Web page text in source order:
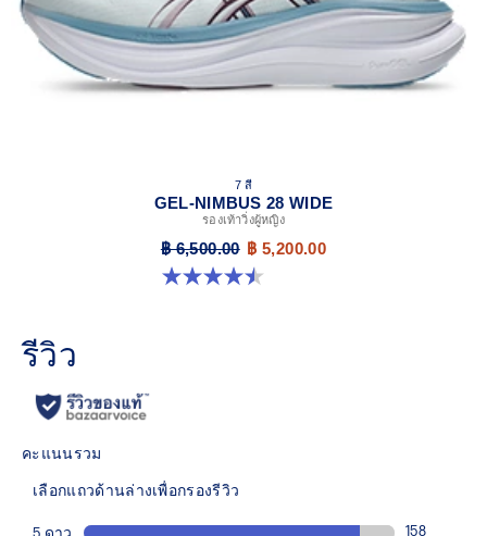
7 สี
GEL-NIMBUS 28 WIDE
รองเท้าวิ่งผู้หญิง
฿ 6,500.00 ฿ 5,200.00
4.5 จาก 5 ดาว 14 รีวิว